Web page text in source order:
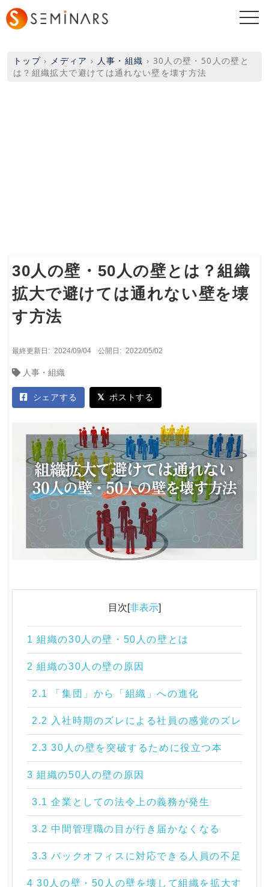
トップ › メディア › 人事・組織 › 30人の壁・50人の壁と
は？組織拡大で避けては通れない壁を壊す方法
30人の壁・50人の壁とは？組織
拡大で避けては通れない壁を壊
す方法
最終更新日: 2024/09/04 公開日: 2022/05/02
人事・組織
シェアする ポストする
目次[非表示]
1 組織の30人の壁・50人の壁とは
2 組織の30人の壁の原因
2.1 「集団」から「組織」への進化
2.2 入社時期のズレによる社員の感覚のズレ
2.3 30人の壁を突破するために役立つ本
3 組織の50人の壁の原因
3.1 企業としての法令上の義務が発生
3.2 中間管理職の目が行き届かなくなる
3.3 バックオフィスに対応できる人員の不足
4 30人の壁・50人の壁を壊して組織を拡大す